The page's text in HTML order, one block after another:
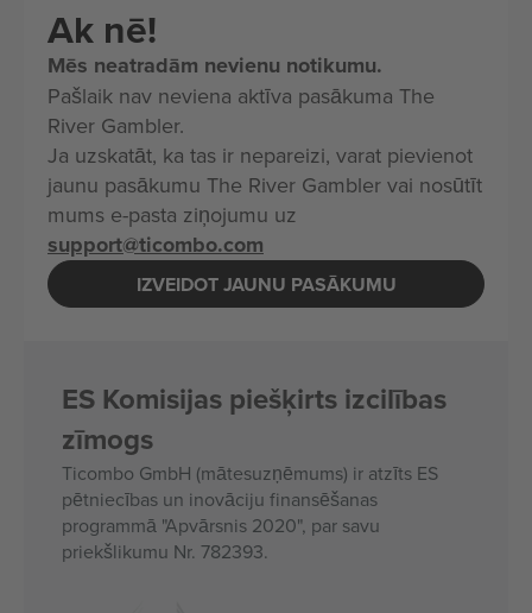
Ak nē!
Mēs neatradām nevienu notikumu.
Pašlaik nav neviena aktīva pasākuma The
River Gambler.
Ja uzskatāt, ka tas ir nepareizi, varat pievienot
jaunu pasākumu The River Gambler vai nosūtīt
mums e-pasta ziņojumu uz
support@ticombo.com
IZVEIDOT JAUNU PASĀKUMU
ES Komisijas piešķirts izcilības
zīmogs
Ticombo GmbH (mātesuzņēmums) ir atzīts ES
pētniecības un inovāciju finansēšanas
programmā "Apvārsnis 2020", par savu
priekšlikumu Nr. 782393.